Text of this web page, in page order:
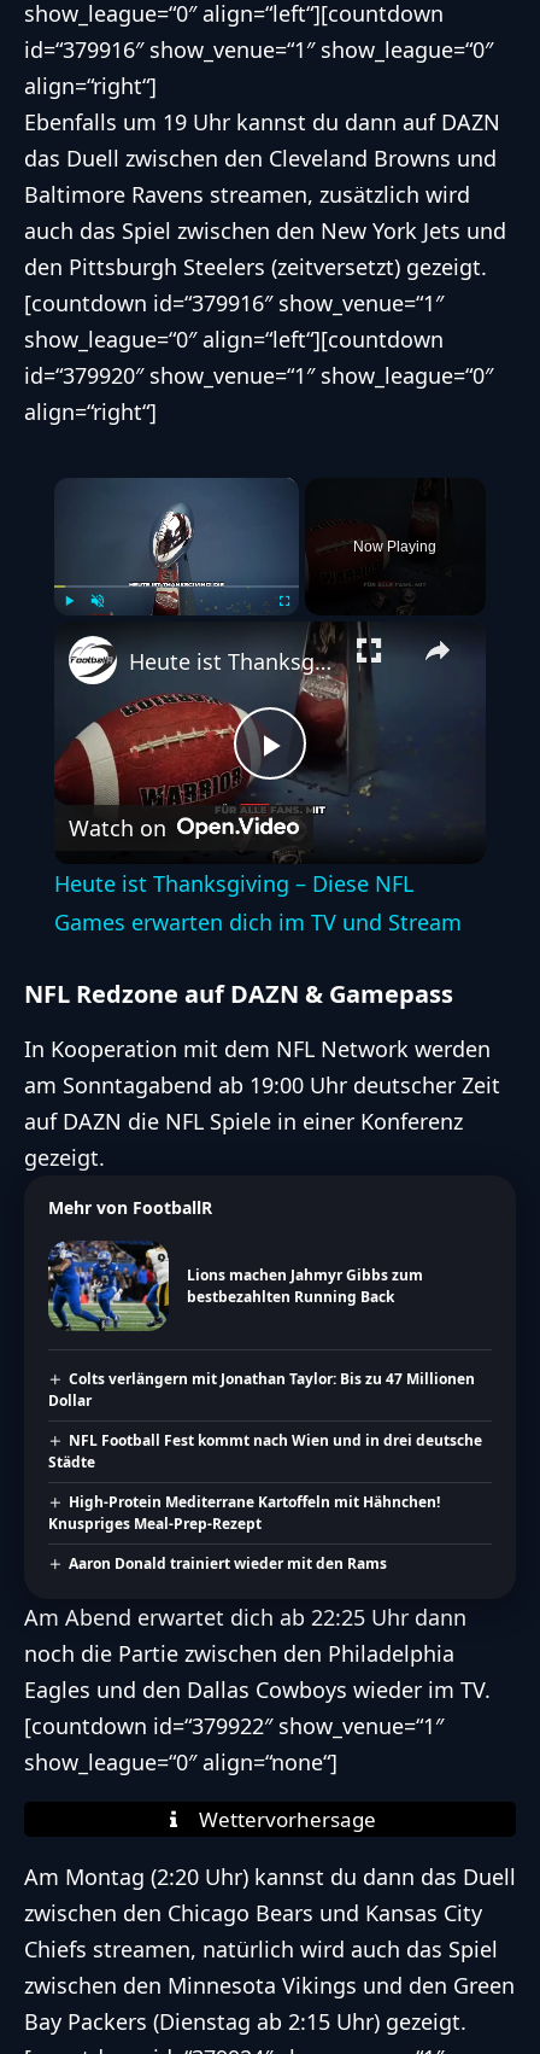
show_league=“0″ align=“left“][countdown
id=“379916″ show_venue=“1″ show_league=“0″
align=“right“]
Ebenfalls um 19 Uhr kannst du dann auf DAZN
das Duell zwischen den Cleveland Browns und
Baltimore Ravens streamen, zusätzlich wird
auch das Spiel zwischen den New York Jets und
den Pittsburgh Steelers (zeitversetzt) gezeigt.
[countdown id=“379916″ show_venue=“1″
show_league=“0″ align=“left“][countdown
id=“379920″ show_venue=“1″ show_league=“0″
align=“right“]
×
Fullscreen
Now Playing
Play
Video
Heute ist Thanksgiving – Diese NFL Games erwarten dich im TV und Stream
Watch on
Heute ist Thanksgiving – Diese NFL
Games erwarten dich im TV und Stream
NFL Redzone auf DAZN & Gamepass
In Kooperation mit dem NFL Network werden
am Sonntagabend ab 19:00 Uhr deutscher Zeit
auf DAZN die NFL Spiele in einer Konferenz
gezeigt.
Mehr von FootballR
Lions machen Jahmyr Gibbs zum
bestbezahlten Running Back
Colts verlängern mit Jonathan Taylor: Bis zu 47 Millionen
Dollar
NFL Football Fest kommt nach Wien und in drei deutsche
Städte
High-Protein Mediterrane Kartoffeln mit Hähnchen!
Knuspriges Meal-Prep-Rezept
Aaron Donald trainiert wieder mit den Rams
Am Abend erwartet dich ab 22:25 Uhr dann
noch die Partie zwischen den Philadelphia
Eagles und den Dallas Cowboys wieder im TV.
[countdown id=“379922″ show_venue=“1″
show_league=“0″ align=“none“]
Wettervorhersage
Am Montag (2:20 Uhr) kannst du dann das Duell
zwischen den Chicago Bears und Kansas City
Chiefs streamen, natürlich wird auch das Spiel
zwischen den Minnesota Vikings und den Green
Bay Packers (Dienstag ab 2:15 Uhr) gezeigt.